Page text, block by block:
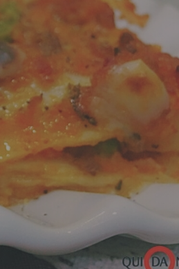
Birre, vini e liquori
Vini italiani
Birre artigianali
Liquori e distillati artigianali